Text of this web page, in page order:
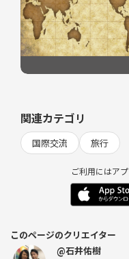
関連カテゴリ
国際交流 旅行
ご利用にはア
このページのクリエイター
@石井佑樹